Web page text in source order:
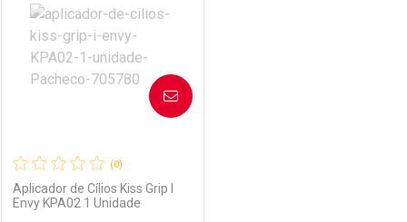
Laboratório
Por Menos
(0)
Aplicador de Cílios Kiss Grip I
Envy KPA02 1 Unidade
AVISE-ME